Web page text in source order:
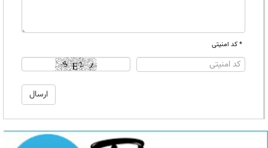
* کد امنیتی